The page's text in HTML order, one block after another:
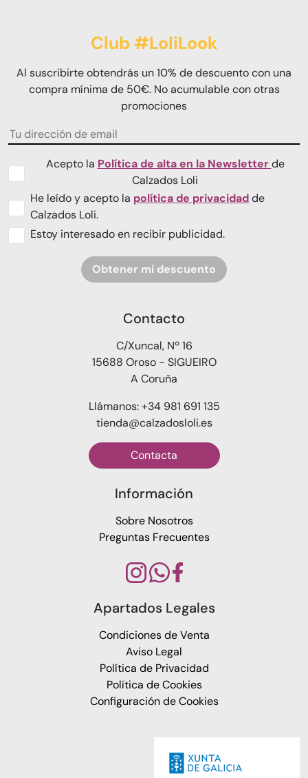
Club #LoliLook
Al suscribirte obtendrás un 10% de descuento con una
compra mínima de 50€. No acumulable con otras
promociones
Acepto la Política de alta en la Newsletterde
Calzados Loli
He leído y acepto la política de privacidadde
Calzados Loli.
Estoy interesado en recibir publicidad.
Obtener mi descuento
Contacto
C/Xuncal, Nº 16
15688 Oroso - SIGUEIRO
A Coruña
Llámanos: +34 981 691 135
tienda@calzadosloli.es
Contacta
Información
Sobre Nosotros
Preguntas Frecuentes
Apartados Legales
Condiciones de Venta
Aviso Legal
Política de Privacidad
Política de Cookies
Configuración de Cookies